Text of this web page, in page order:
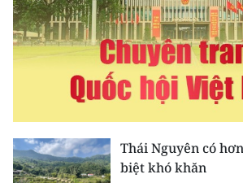
Media Xã hội
Media Pháp luật
Media Du lịch
Media Thế giới
Media Thể thao
Thái Nguyên có
biệt khó khăn